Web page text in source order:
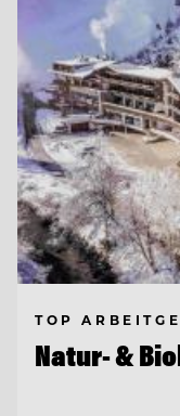
TOP
Natur- &